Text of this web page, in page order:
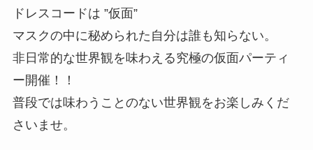
ドレスコードは ”仮面”
マスクの中に秘められた自分は誰も知らない。
非日常的な世界観を味わえる究極の仮面パーティ
ー開催！！
普段では味わうことのない世界観をお楽しみくだ
さいませ。